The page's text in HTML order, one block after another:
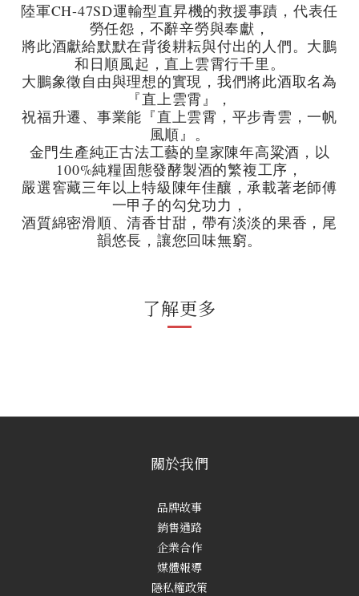
陸軍CH-47SD運輸型直昇機的救援事蹟，代表任
勞任怨，不辭辛勞與奉獻，
將此酒獻給默默在背後耕耘與付出的人們。 大鵬
和日順風起，直上雲霄行千里。
大鵬象徵自由與理想的實現，我們將此酒取名為
『直上雲霄』，
祝福升遷、事業能『直上雲霄，平步青雲，一帆
風順』。
金門生產純正古法工藝的皇家陳年高粱酒，以
100%純糧固態發酵製酒的繁複工序，
嚴選窖藏三年以上特級陳年佳釀，承載著老師傅
一甲子的勾兌功力，
酒質綿密滑順、清香甘甜，帶有淡淡的果香，尾
韻悠長，讓您回味無窮。
了解更多
關於我們
品牌故事
銷售通路
企業合作
媒體報導
隱私權政策